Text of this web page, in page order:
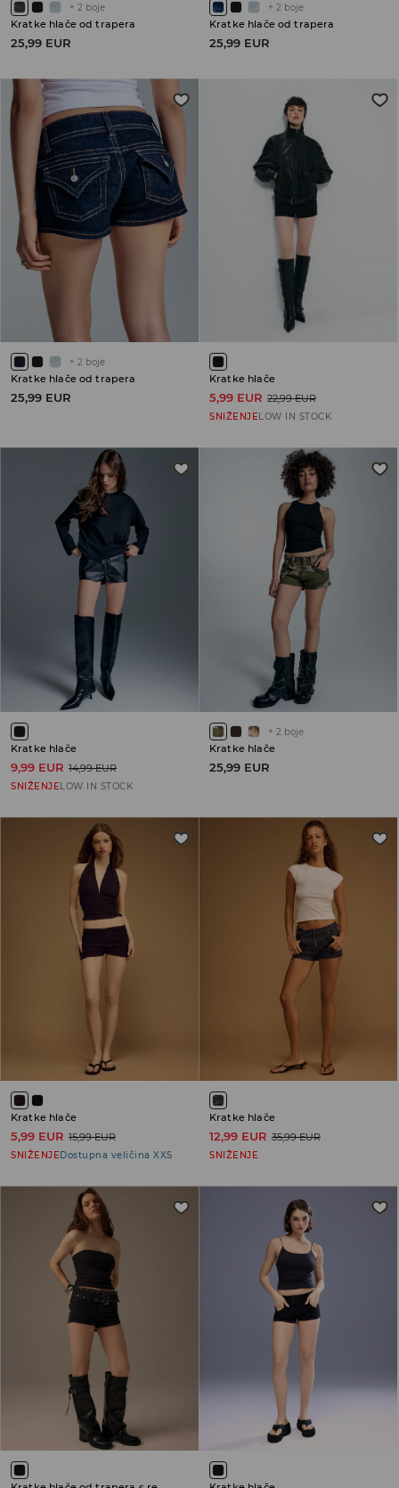
+ 2 boje
Kratke hlače od trapera
25,99 EUR
+ 2 boje
Kratke hlače od trapera
25,99 EUR
+ 2 boje
Kratke hlače od trapera
25,99 EUR
Kratke hlače
5,99 EUR 22,99 EUR
SNIŽENJE LOW IN STOCK
Kratke hlače
9,99 EUR 14,99 EUR
SNIŽENJELOW IN STOCK
+ 2 boje
Kratke hlače
25,99 EUR
Kratke hlače
5,99 EUR 15,99 EUR
SNIŽENJE Dostupna veličina XXS
Kratke hlače
12,99 EUR 35,99 EUR
SNIŽENJE